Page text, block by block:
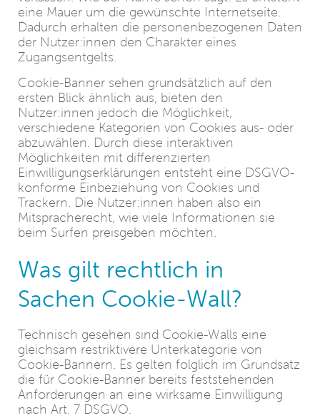
eine Mauer um die gewünschte Internetseite.
Dadurch erhalten die personenbezogenen Daten
der Nutzer:innen den Charakter eines
Zugangsentgelts.
Cookie-Banner sehen grundsätzlich auf den
ersten Blick ähnlich aus, bieten den
Nutzer:innen jedoch die Möglichkeit,
verschiedene Kategorien von Cookies aus- oder
abzuwählen. Durch diese interaktiven
Möglichkeiten mit differenzierten
Einwilligungserklärungen entsteht eine DSGVO-
konforme Einbeziehung von Cookies und
Trackern. Die Nutzer:innen haben also ein
Mitspracherecht, wie viele Informationen sie
beim Surfen preisgeben möchten.
Was gilt rechtlich in
Sachen Cookie-Wall?
Technisch gesehen sind Cookie-Walls eine
gleichsam restriktivere Unterkategorie von
Cookie-Bannern. Es gelten folglich im Grundsatz
die für Cookie-Banner bereits feststehenden
Anforderungen an eine wirksame Einwilligung
nach Art. 7 DSGVO.